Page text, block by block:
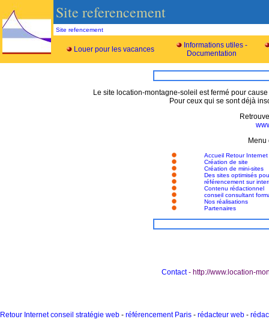
Site referencement
Site refencement
Louer pour les vacances
Informations utiles -
Documentation
Le site location-montagne-soleil est fermé pour
Pour ceux qui se sont déjà
Menu
Accueil Retour Internet
Création de site
Création de mini-sites
Des sites optimisés
référencement sur
Contenu rédactionnel
conseil consultant
Nos réalisations
Partenaires
Contact- http://www.location-
Retour Internet conseil stratégie web - référencement Paris - rédacteur web -